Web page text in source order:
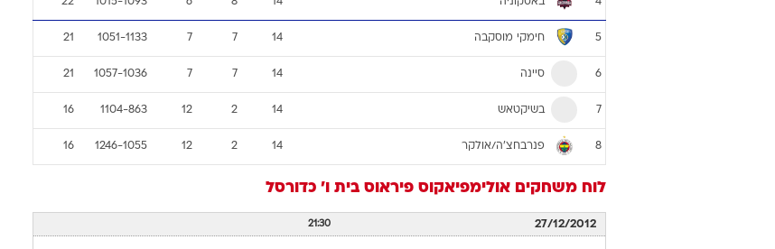
5 חימקי מוסקבה 14
7
7
1051-1133
21
6 סיינה 14
7
7
1057-1036
21
7 בשיקטאש 14
2
12
1104-863
16
8 פנרבחצ'ה/אולקר 14
2
12
1246-1055
16
לוח משחקים אולימפיאקוס פיראוס בית ו' כדורסל
27/12/2012
21:30